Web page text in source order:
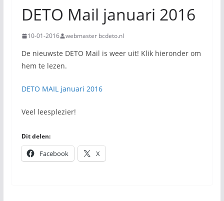
DETO Mail januari 2016
10-01-2016 webmaster bcdeto.nl
De nieuwste DETO Mail is weer uit! Klik hieronder om
hem te lezen.
DETO MAIL januari 2016
Veel leesplezier!
Dit delen:
Facebook X